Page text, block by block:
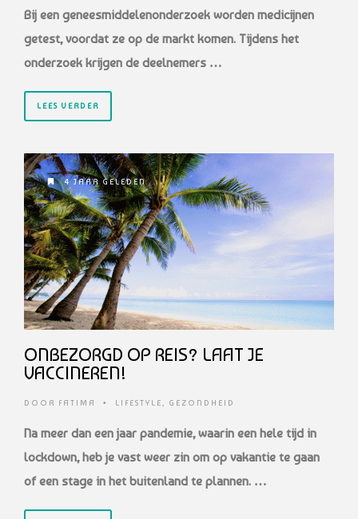
Bij een geneesmiddelenonderzoek worden medicijnen
getest, voordat ze op de markt komen. Tijdens het
onderzoek krijgen de deelnemers …
LEES VERDER
4 JAAR GELEDEN
ONBEZORGD OP REIS? LAAT JE
VACCINEREN!
DOOR FATIMA • LIFESTYLE, GEZONDHEID
Na meer dan een jaar pandemie, waarin een hele tijd in
lockdown, heb je vast weer zin om op vakantie te gaan
of een stage in het buitenland te plannen. …